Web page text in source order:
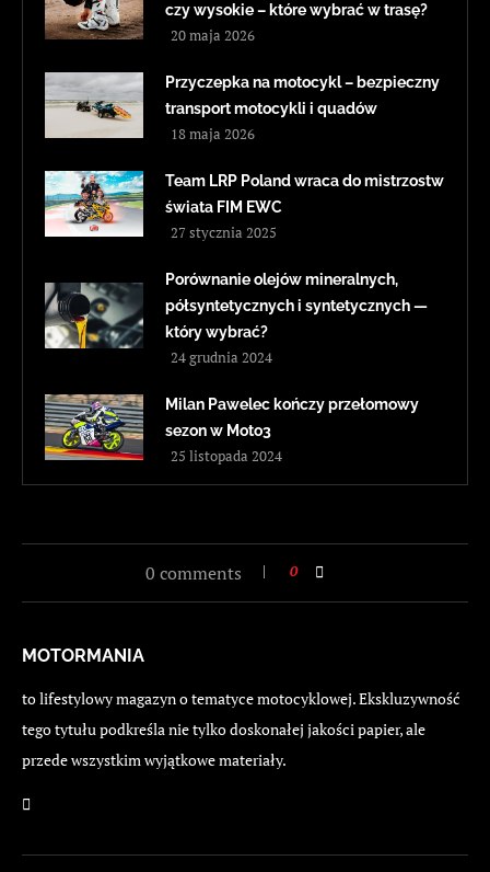
czy wysokie – które wybrać w trasę?
20 maja 2026
Przyczepka na motocykl – bezpieczny
transport motocykli i quadów
18 maja 2026
Team LRP Poland wraca do mistrzostw
świata FIM EWC
27 stycznia 2025
Porównanie olejów mineralnych,
półsyntetycznych i syntetycznych —
który wybrać?
24 grudnia 2024
Milan Pawelec kończy przełomowy
sezon w Moto3
25 listopada 2024
0 comments 0
MOTORMANIA
to lifestylowy magazyn o tematyce motocyklowej. Ekskluzywność
tego tytułu podkreśla nie tylko doskonałej jakości papier, ale
przede wszystkim wyjątkowe materiały.